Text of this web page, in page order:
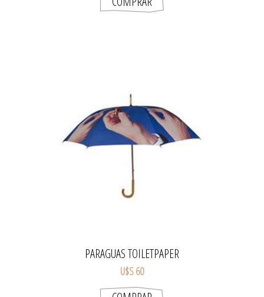
PARAGUAS TOILETPAPER
U$S 60